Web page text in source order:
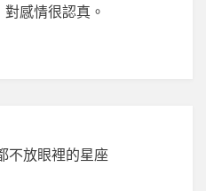
感情很認真。
不放眼裡的星座